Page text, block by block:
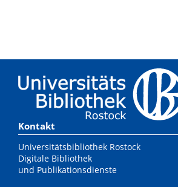
Kontakt
Universitätsbibliothek Rostock
Digitale Bibliothek
und Publikationsdienste